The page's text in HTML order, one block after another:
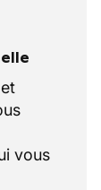
vous